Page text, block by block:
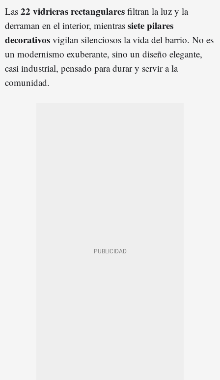
Las 22 vidrieras rectangulares filtran la luz y la
derraman en el interior, mientras siete pilares
decorativos vigilan silenciosos la vida del barrio. No es
un modernismo exuberante, sino un diseño elegante,
casi industrial, pensado para durar y servir a la
comunidad.